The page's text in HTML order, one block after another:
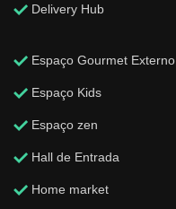
Delivery Hub
Espaço Gourmet Externo
Espaço Kids
Espaço zen
Hall de Entrada
Home market